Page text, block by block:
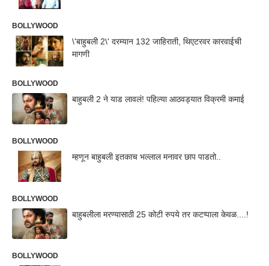
BOLLYWOOD
\'बाहुबली 2\' दरम्यान 132 जाहिराती, थिएटरवर कारवाईची
मागणी
BOLLYWOOD
बाहुबली 2 ने याड लावलं! पहिल्या आठवड्यात विक्रमी कमाई
BOLLYWOOD
म्हणून बाहुबली इतकाच भल्लाल मनावर छाप पाडतो..
BOLLYWOOD
बाहुबलीला मरण्यासाठी 25 कोटी रुपये तर कटप्पाला केवळ....!
BOLLYWOOD